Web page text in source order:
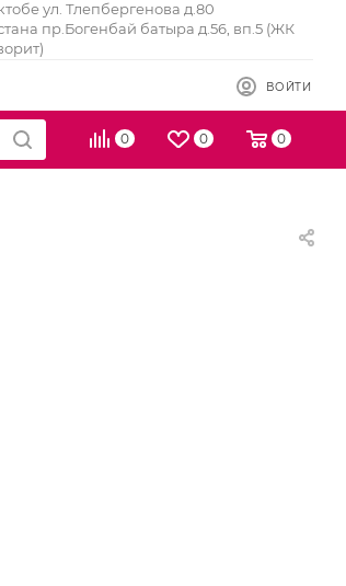
ул. Тлепбергенова д.80
пр.Богенбай батыра д.56, вп.5 (ЖК
ВОЙТИ
0 0 0